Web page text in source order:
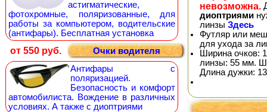
астигматические,
фотохромные, поляризованные, для
работы за компьютером, водительские
(антифары). Бесплатная установка
от 550 руб.
Очки водителя
Антифары с
поляризацией.
Безопасность и комфорт
автомобилиста. Вождение в различных
условиях. А также с диоптриями
невозможна.
диоптриями
линзы Здесь
Футляр или
для ухода за
Ширина очков:
линзы: 55 мм.
Длина дужки: